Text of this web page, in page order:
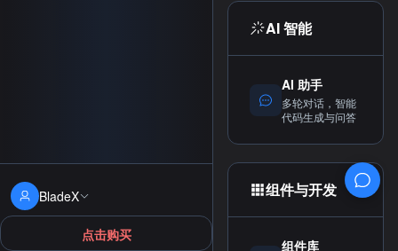
BladeX
点击购买
AI 智能
AI 助手
多轮对话，智能
代码生成与问答
组件与开发
组件库